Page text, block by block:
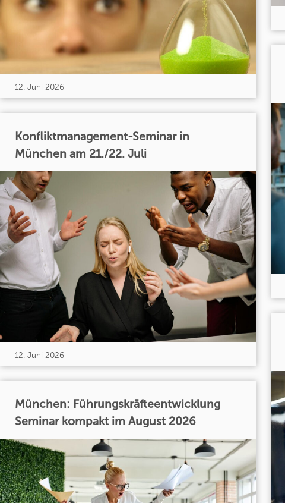
12. Juni 2026
Konfliktmanagement-Seminar in
München am 21./22. Juli
12. Juni 2026
München: Führungskräfteentwicklung
Seminar kompakt im August 2026